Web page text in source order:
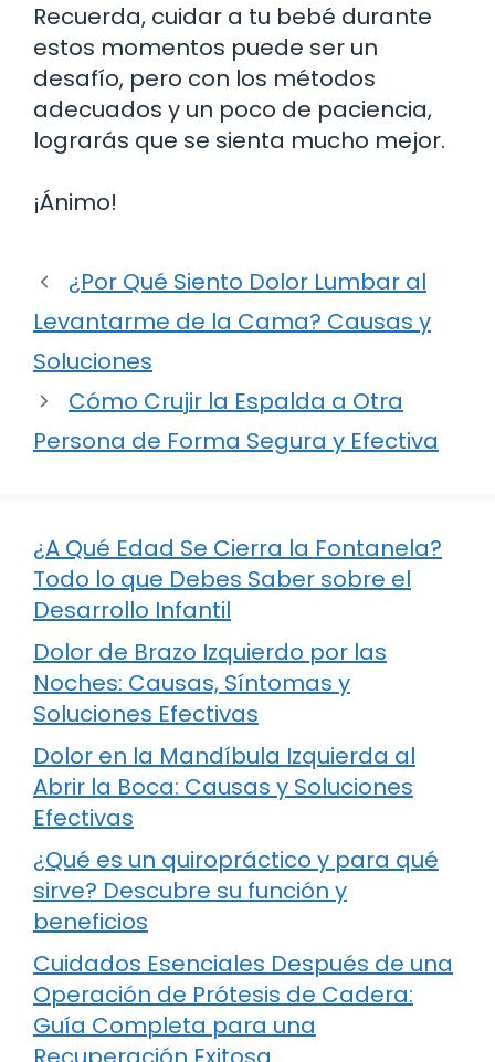
Recuerda, cuidar a tu bebé durante
estos momentos puede ser un
desafío, pero con los métodos
adecuados y un poco de paciencia,
lograrás que se sienta mucho mejor.
¡Ánimo!
¿Por Qué Siento Dolor Lumbar al
Levantarme de la Cama? Causas y
Soluciones
Cómo Crujir la Espalda a Otra
Persona de Forma Segura y Efectiva
¿A Qué Edad Se Cierra la Fontanela?
Todo lo que Debes Saber sobre el
Desarrollo Infantil
Dolor de Brazo Izquierdo por las
Noches: Causas, Síntomas y
Soluciones Efectivas
Dolor en la Mandíbula Izquierda al
Abrir la Boca: Causas y Soluciones
Efectivas
¿Qué es un quiropráctico y para qué
sirve? Descubre su función y
beneficios
Cuidados Esenciales Después de una
Operación de Prótesis de Cadera:
Guía Completa para una